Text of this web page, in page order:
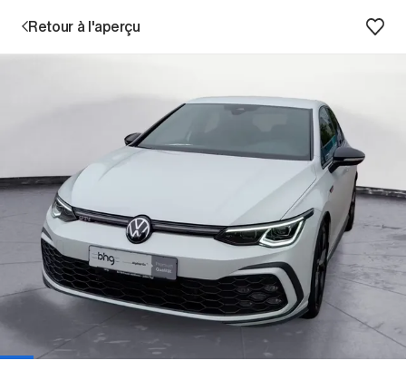
Prestations
Succursales
Recherche d'un véhicule
Entreprise & Carrière
Retour à l'aperçu